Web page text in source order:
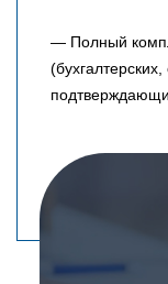
— Полный